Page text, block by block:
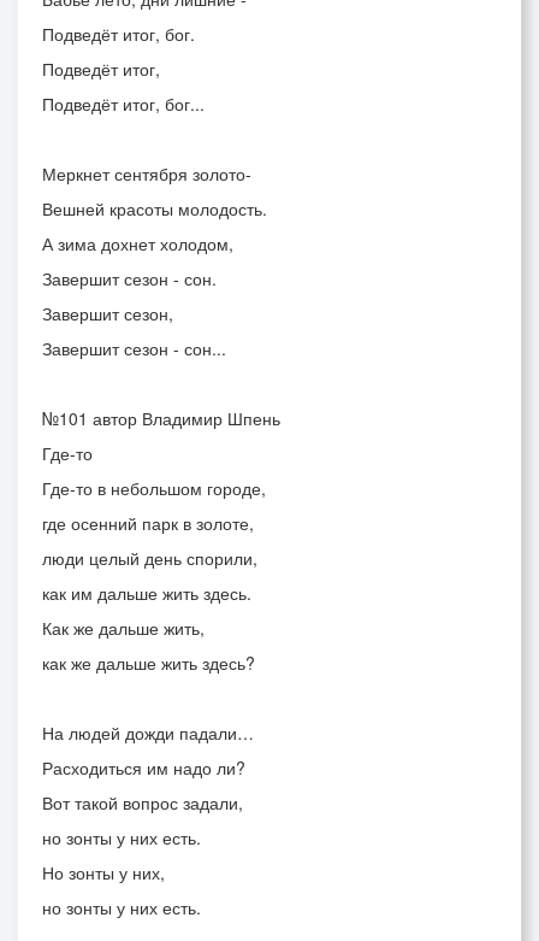
Подведёт итог, бог.
Подведёт итог,
Подведёт итог, бог...
Меркнет сентября золото-
Вешней красоты молодость.
А зима дохнет холодом,
Завершит сезон - сон.
Завершит сезон,
Завершит сезон - сон...
№101 автор Владимир Шпень
Где-то
Где-то в небольшом городе,
где осенний парк в золоте,
люди целый день спорили,
как им дальше жить здесь.
Как же дальше жить,
как же дальше жить здесь?
На людей дожди падали…
Расходиться им надо ли?
Вот такой вопрос задали,
но зонты у них есть.
Но зонты у них,
но зонты у них есть.